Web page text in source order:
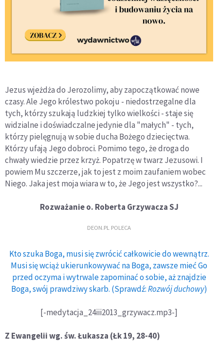
Jezus wjeżdża do Jerozolimy, aby zapoczątkować nowe
czasy. Ale Jego królestwo pokoju - niedostrzegalne dla
tych, którzy szukają ludzkiej tylko wielkości - staje się
widzialne i doświadczalne jedynie dla "małych" - tych,
którzy pielęgnują w sobie ducha Bożego dziecięctwa.
Którzy ufają Jego dobroci. Pomimo tego, że droga do
chwały wiedzie przez krzyż. Popatrzę w twarz Jezusowi. I
powiem Mu szczerze, jak to jest z moim zaufaniem wobec
Niego. Jaka jest moja wiara w to, że Jego jest wszystko?...
Rozważanie o. Roberta Grzywacza SJ
DEON.PL POLECA
Kto szuka Boga, musi się zwrócić całkowicie do wewnątrz.
Musi się wciąż ukierunkowywać na Boga, zawsze mieć Go
przed oczyma i wytrwale zapominać o sobie, aż znajdzie
Boga, swój prawdziwy skarb. (Sprawdź:Rozwój duchowy)
[-medytacja_24iii2013_grzywacz.mp3-]
Z Ewangelii wg. św. Łukasza (Łk 19, 28-40)